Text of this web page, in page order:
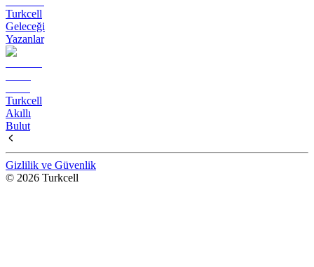
Turkcell
Geleceği
Yazanlar
Turkcell
Akıllı
Bulut
Gizlilik ve Güvenlik
© 2026 Turkcell